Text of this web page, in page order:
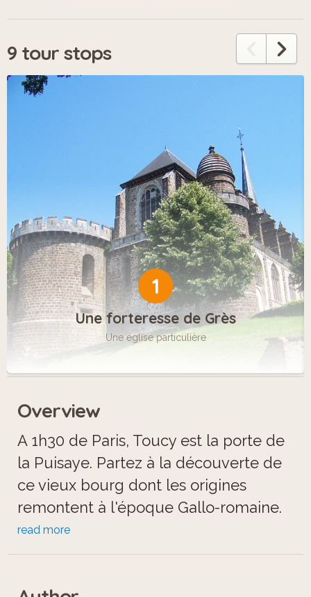
9 tour stops
1
Une forteresse de Grès
Une église particulière
Overview
A 1h30 de Paris, Toucy est la porte de
la Puisaye. Partez à la découverte de
ce vieux bourg dont les origines
remontent à l'époque Gallo-romaine.
Découvrez la surprenante église
adossée aux fortifications du XIIème
read more